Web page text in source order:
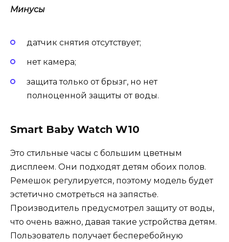
Минусы
датчик снятия отсутствует;
нет камера;
защита только от брызг, но нет
полноценной защиты от воды.
Smart Baby Watch W10
Это стильные часы с большим цветным
дисплеем. Они подходят детям обоих полов.
Ремешок регулируется, поэтому модель будет
эстетично смотреться на запястье.
Производитель предусмотрел защиту от воды,
что очень важно, давая такие устройства детям.
Пользователь получает бесперебойную